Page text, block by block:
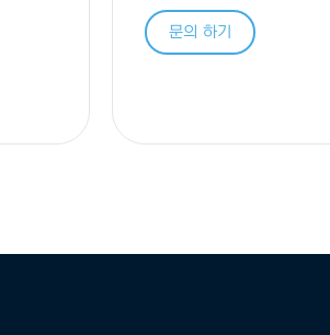
문의 하기